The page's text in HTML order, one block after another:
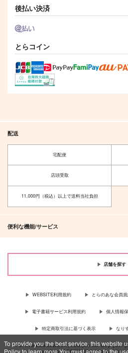
To provide you the best service, this website
Policy to learn more.You must agree to the
後払い決済
とらコイン
配送
宅配便
店頭受取
11,000円（税込）以上で送料当社負担
便利な機能/サービス
店舗を探す
WEBSITE利用規約 とらのあな会員
電子書籍サービス利用規約 個人情報
特定商取引法に基づく表示 なり
For Overseas customer, now you can ship your
services “AOCS”! Click {more…} for